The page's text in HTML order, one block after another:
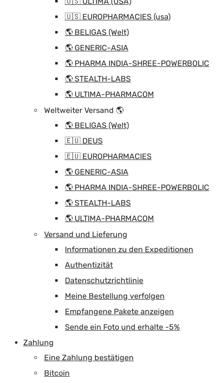
🇺🇸 EUROPHARMACIES (usa)
🌎 BELIGAS (Welt)
🌎 GENERIC-ASIA
🌎 PHARMA INDIA-SHREE-POWERBOLIC
🌎 STEALTH-LABS
🌎 ULTIMA-PHARMACOM
Weltweiter Versand 🌎
🌎 BELIGAS (Welt)
🇪🇺 DEUS
🇪🇺 EUROPHARMACIES
🌎 GENERIC-ASIA
🌎 PHARMA INDIA-SHREE-POWERBOLIC
🌎 STEALTH-LABS
🌎 ULTIMA-PHARMACOM
Versand und Lieferung
Informationen zu den Expeditionen
Authentizität
Datenschutzrichtlinie
Meine Bestellung verfolgen
Empfangene Pakete anzeigen
Sende ein Foto und erhalte -5%
Zahlung
Eine Zahlung bestätigen
Bitcoin